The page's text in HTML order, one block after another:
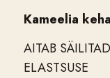
Kameelia
AITAB
ELASTSUSE